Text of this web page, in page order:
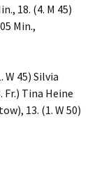
18. (4. M 45)
Min.,
W 45) Silvia
Fr.) Tina Heine
13. (1. W 50)